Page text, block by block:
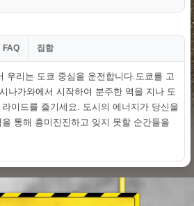
FAQ 집합
우리는 도쿄 중심을 운전합니다.도쿄를 고
나가와에서 시작하여 분주한 역을 지나 도
이드를 즐기세요. 도시의 에너지가 당신을
통해 흥미진진하고 잊지 못할 순간들을